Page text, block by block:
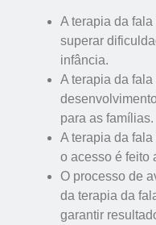
A terapia da
superar
infância.
A terapia da
para as famílias.
A terapia da
o acesso é feito
O processo de
da terapia da
garantir